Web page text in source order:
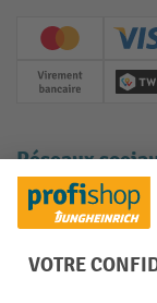
Creditcard
Paiement
Réseaux
Facebook
YouTube
LinkedIn